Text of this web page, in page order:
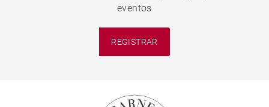
eventos
REGISTRAR